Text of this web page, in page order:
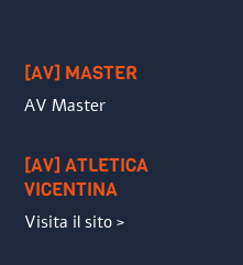
[AV] MASTER
AV Master
[AV] ATLETICA
VICENTINA
Visita il sito >